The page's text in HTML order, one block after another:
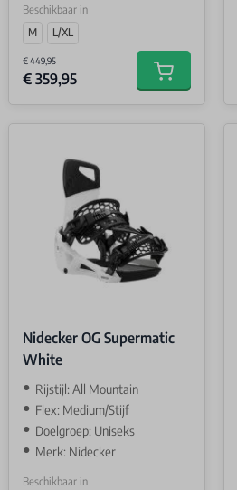
Beschikbaar in
M
L/XL
€ 449,95
€ 359,95 Add to cart
Nidecker OG Supermatic
White
Rijstijl: All Mountain
Flex: Medium/Stijf
Doelgroep: Uniseks
Merk: Nidecker
Beschikbaar in